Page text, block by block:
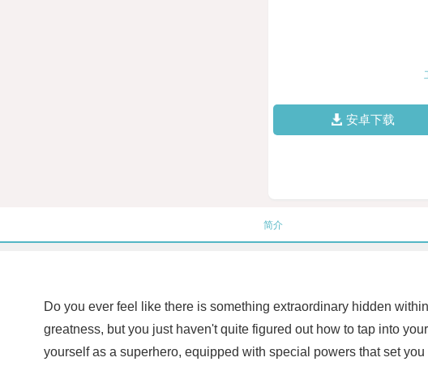
安卓下载
简介
Do you ever feel like there is something extraordinary hidden
greatness, but you just haven't quite figured out how to tap into
yourself as a superhero, equipped with special powers that set